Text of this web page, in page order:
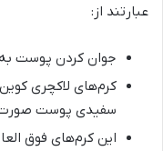
عبارتند از:
جوان کردن پوست
کرم‌های لاکچری
سفیدی پوست
این کرم‌های فوق